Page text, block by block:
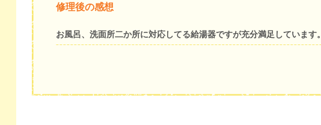
修理後の感想
お風呂、洗面所二か所に対応してる給湯器ですが充分満足しています。